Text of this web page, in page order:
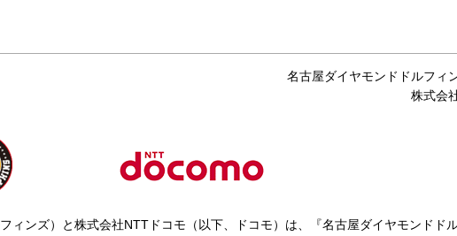
名古屋ダイヤモンドドルフィ
株式会
ィンズ）と株式会社NTTドコモ（以下、ドコモ）は、『名古屋ダイヤモンドド